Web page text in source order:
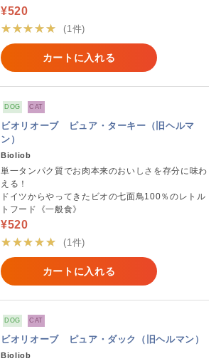
¥520
★★★★★
(1件)
カートに入れる
DOG CAT
ビオリオーブ ピュア・ターキー（旧ヘルマ
ン）
Bioliob
単一タンパク質でお肉本来のおいしさを存分に味わ
える！
ドイツからやってきたビオの七面鳥100％のレトル
トフード《一般食》
¥520
★★★★★
(1件)
カートに入れる
DOG CAT
ビオリオーブ ピュア・ダック（旧ヘルマン）
Bioliob